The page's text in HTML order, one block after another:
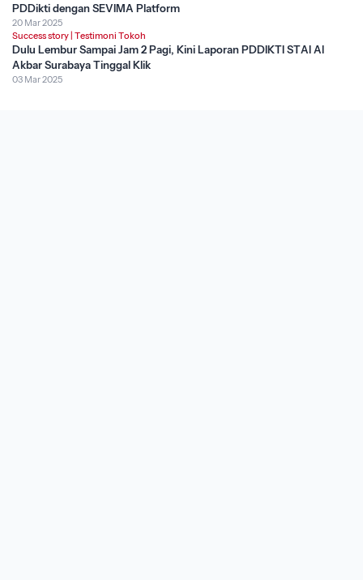
PDDikti dengan SEVIMA Platform
20 Mar 2025
Success story | Testimoni Tokoh
Dulu Lembur Sampai Jam 2 Pagi, Kini Laporan PDDIKTI STAI Al
Akbar Surabaya Tinggal Klik
03 Mar 2025